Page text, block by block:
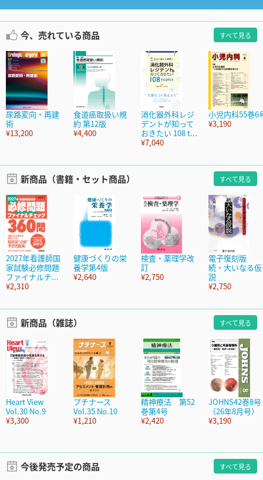
今、売れている商品 すべて見る
尿路変向・再建
術
¥13,200
食道癌取扱い規
約 第12版
¥4,400
消化器外科レジ
デントが知って
おきたい 108 t...
¥7,040
小児内科55巻6
¥3,190
新商品（書籍・セット商品） すべて見る
2027年看護師国
家試験必修問題
ファイナルチ...
¥2,310
健康づくりの栄
養学第4版
¥2,640
検査・薬理学改
訂
¥2,750
電子復刻版
続・大いなる仮
説
¥2,750
新商品（雑誌） すべて見る
Heart View
Vol.30 No.9
¥3,300
プチナース
Vol.35 No.10
¥1,210
精神療法 第52
巻第4号
¥2,420
JOHNS42巻8号
（26年8月号）
¥3,190
今後発売予定の商品 すべて見る